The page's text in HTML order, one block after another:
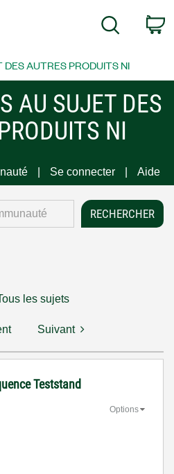
Search
DES AUTRES PRODUITS NI
AU SUJET DES
NI
Se connecter Aide
les sujets
Suivant
Teststand
Options